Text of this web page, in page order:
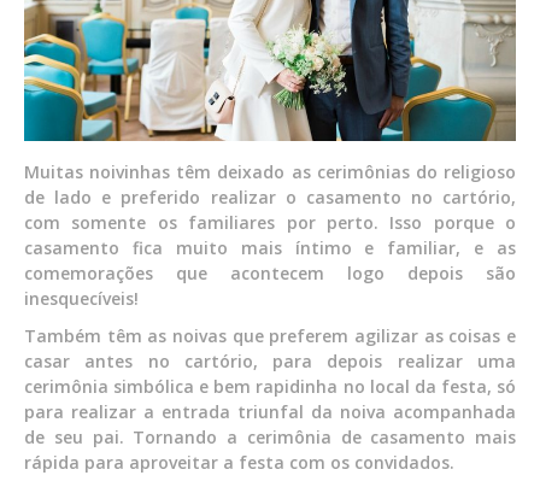
Muitas noivinhas têm deixado as cerimônias do religioso
de lado e preferido realizar o casamento no cartório,
com somente os familiares por perto. Isso porque o
casamento fica muito mais íntimo e familiar, e as
comemorações que acontecem logo depois são
inesquecíveis!
Também têm as noivas que preferem agilizar as coisas e
casar antes no cartório, para depois realizar uma
cerimônia simbólica e bem rapidinha no local da festa, só
para realizar a entrada triunfal da noiva acompanhada
de seu pai. Tornando a cerimônia de casamento mais
rápida para aproveitar a festa com os convidados.